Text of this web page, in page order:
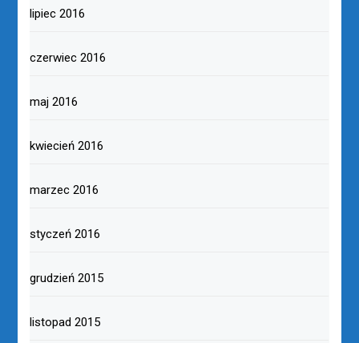
lipiec 2016
czerwiec 2016
maj 2016
kwiecień 2016
marzec 2016
styczeń 2016
grudzień 2015
listopad 2015